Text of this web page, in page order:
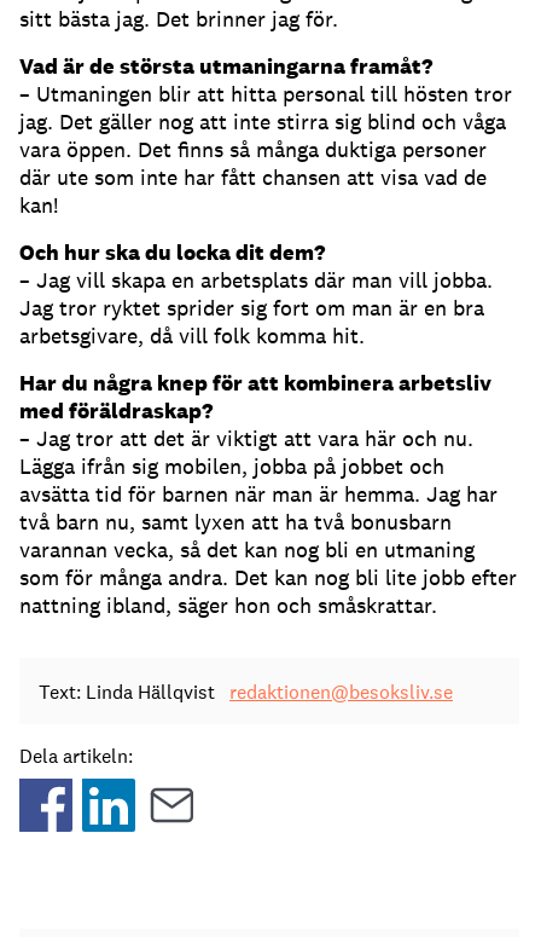
sitt bästa jag. Det brinner jag för.
Vad är de största utmaningarna framåt?
– Utmaningen blir att hitta personal till hösten tror
jag. Det gäller nog att inte stirra sig blind och våga
vara öppen. Det finns så många duktiga personer
där ute som inte har fått chansen att visa vad de
kan!
Och hur ska du locka dit dem?
– Jag vill skapa en arbetsplats där man vill jobba.
Jag tror ryktet sprider sig fort om man är en bra
arbetsgivare, då vill folk komma hit.
Har du några knep för att kombinera arbetsliv
med föräldraskap?
– Jag tror att det är viktigt att vara här och nu.
Lägga ifrån sig mobilen, jobba på jobbet och
avsätta tid för barnen när man är hemma. Jag har
två barn nu, samt lyxen att ha två bonusbarn
varannan vecka, så det kan nog bli en utmaning
som för många andra. Det kan nog bli lite jobb efter
nattning ibland, säger hon och småskrattar.
Text: Linda Hällqvist redaktionen@besoksliv.se
Dela artikeln: